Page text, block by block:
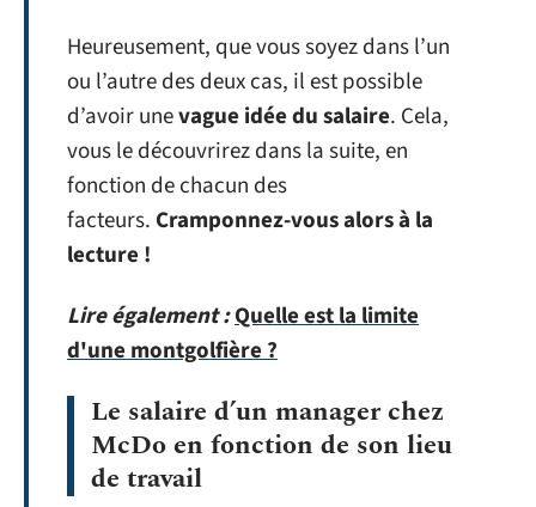
Heureusement, que vous soyez dans l’un
ou l’autre des deux cas, il est possible
d’avoir unevague idée du salaire. Cela,
vous le découvrirez dans la suite, en
fonction de chacun des
facteurs. Cramponnez-vous alors à la
lecture !
Lire également :Quelle est la limite
d'une montgolfière ?
Le salaire d’un manager chez
McDo en fonction de son lieu
de travail